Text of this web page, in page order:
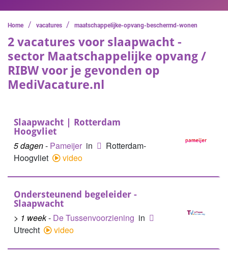
Home / vacatures / maatschappelijke-opvang-beschermd-wonen
2 vacatures voor slaapwacht -
sector Maatschappelijke opvang /
RIBW voor je gevonden op
MediVacature.nl
Slaapwacht | Rotterdam
Hoogvliet
5 dagen- Pameijer in
Rotterdam-
Hoogvliet
video
Ondersteunend begeleider -
Slaapwacht
> 1 week- De Tussenvoorziening in
Utrecht
video